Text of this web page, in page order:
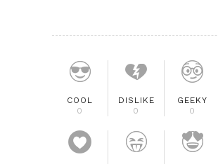
COOL
0
DISLIKE
0
GEEKY
0